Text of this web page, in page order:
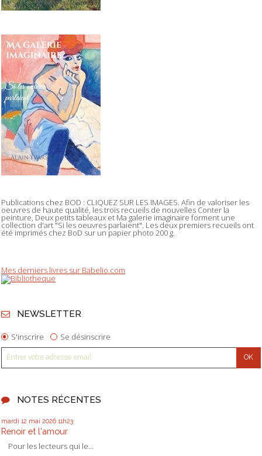
Publications chez BOD : CLIQUEZ SUR LES IMAGES. Afin de valoriser les
oeuvres de haute qualité, les trois recueils de nouvelles Conter la
peinture, Deux petits tableaux et Ma galerie imaginaire forment une
collection d'art "Si les oeuvres parlaient". Les deux premiers recueils ont
été imprimés chez BoD sur un papier photo 200 g.
Mes derniers livres sur Babelio.com
NEWSLETTER
S'inscrire Se désinscrire
NOTES RÉCENTES
mardi 12 mai 2026 11h23
Renoir et l'amour
Pour les lecteurs qui le...